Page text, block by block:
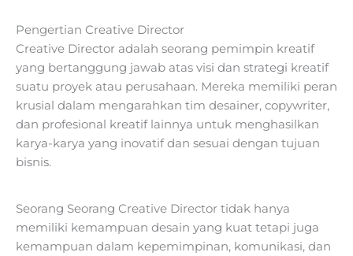
Pengertian Creative Director
Creative Director adalah seorang pemimpin kreatif
yang bertanggung jawab atas visi dan strategi kreatif
suatu proyek atau perusahaan. Mereka memiliki peran
krusial dalam mengarahkan tim desainer, copywriter,
dan profesional kreatif lainnya untuk menghasilkan
karya-karya yang inovatif dan sesuai dengan tujuan
bisnis.
Seorang Seorang Creative Director tidak hanya
memiliki kemampuan desain yang kuat tetapi juga
kemampuan dalam kepemimpinan, komunikasi, dan